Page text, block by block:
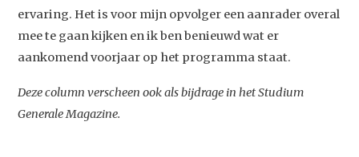
Artikelen
Contact
ervaring. Het is voor mijn opvolger een aanrader overal
mee te gaan kijken en ik ben benieuwd wat er
aankomend voorjaar op het programma staat.
Deze column verscheen ook als bijdrage in het Studium
Generale Magazine.